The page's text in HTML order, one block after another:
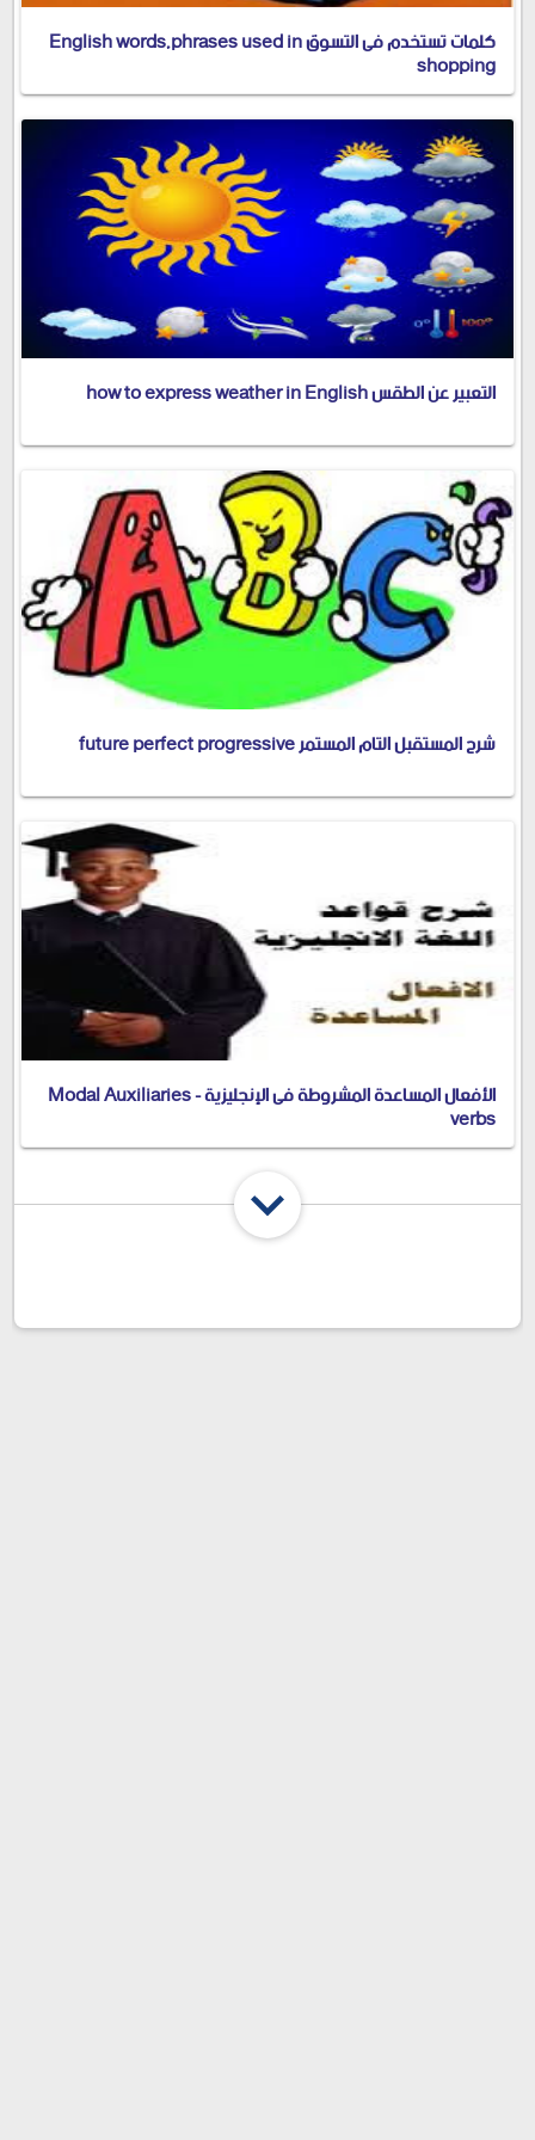
كلمات تستخدم فى التسوق English words,phrases used in
shopping
التعبير عن الطقس how to express weather in English
شرح المستقبل التام المستمر future perfect progressive
الأفعال المساعدة المشروطة فى الإنجليزية - Modal Auxiliaries
verbs